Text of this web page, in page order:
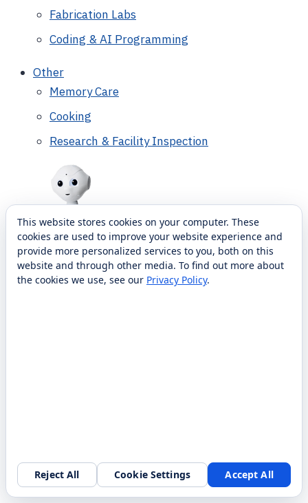
Fabrication Labs
Coding & AI Programming
Other
Memory Care
Cooking
Research & Facility Inspection
FILTER BY:
This website stores cookies on your computer. These
cookies are used to improve your website experience and
provide more personalized services to you, both on this
website and through other media. To find out more about
the cookies we use, see our Privacy Policy.
Reject All Cookie Settings Accept All